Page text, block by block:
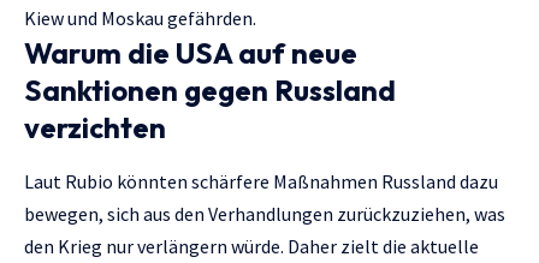
Kiew und Moskau gefährden.
Warum die USA auf neue
Sanktionen gegen Russland
verzichten
Laut Rubio könnten schärfere Maßnahmen Russland dazu
bewegen, sich aus den Verhandlungen zurückzuziehen, was
den Krieg nur verlängern würde. Daher zielt die aktuelle